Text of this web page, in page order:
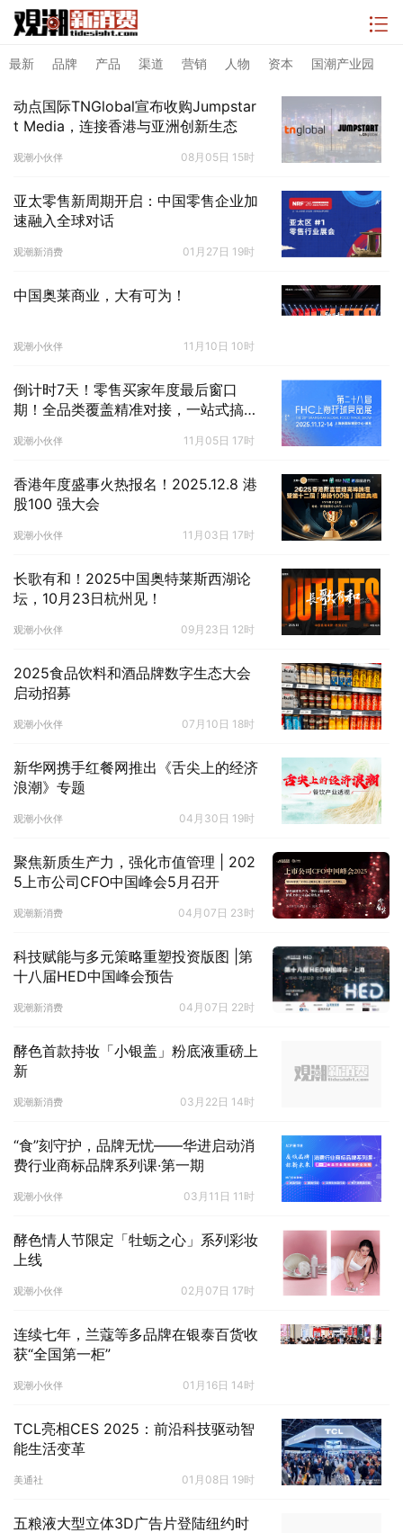
最新 品牌 产品 渠道 营销 人物 资本 国潮产业园
动点国际TNGlobal宣布收购Jumpstar
t Media，连接香港与亚洲创新生态
观潮小伙伴 08月05日 15时
亚太零售新周期开启：中国零售企业加
速融入全球对话
观潮新消费 01月27日 19时
中国奥莱商业，大有可为！
观潮小伙伴 11月10日 10时
倒计时7天！零售买家年度最后窗口
期！全品类覆盖精准对接，一站式搞定
观潮小伙伴 11月05日 17时
香港年度盛事火热报名！2025.12.8 港
股100 强大会
观潮小伙伴 11月03日 17时
长歌有和！2025中国奥特莱斯西湖论
坛，10月23日杭州见！
观潮小伙伴 09月23日 12时
2025食品饮料和酒品牌数字生态大会
启动招募
观潮小伙伴 07月10日 18时
新华网携手红餐网推出《舌尖上的经济
浪潮》专题
观潮小伙伴 04月30日 19时
聚焦新质生产力，强化市值管理 | 202
5上市公司CFO中国峰会5月召开
观潮新消费 04月07日 23时
科技赋能与多元策略重塑投资版图 |第
十八届HED中国峰会预告
观潮新消费 04月07日 22时
酵色首款持妆「小银盖」粉底液重磅上
新
观潮新消费 03月22日 14时
“食”刻守护，品牌无忧——华进启动消
费行业商标品牌系列课·第一期
观潮小伙伴 03月11日 11时
酵色情人节限定「牡蛎之心」系列彩妆
上线
观潮小伙伴 02月07日 17时
连续七年，兰蔻等多品牌在银泰百货收
获“全国第一柜”
观潮小伙伴 01月16日 14时
TCL亮相CES 2025：前沿科技驱动智
能生活变革
美通社 01月08日 19时
五粮液大型立体3D广告片登陆纽约时